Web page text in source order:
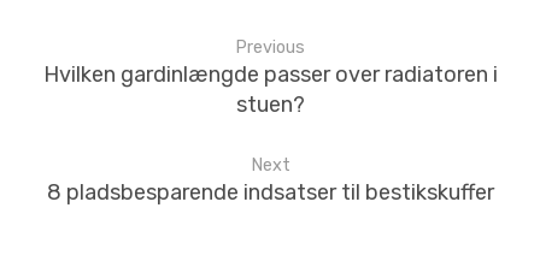
Previous
Hvilken gardinlængde passer over radiatoren i
stuen?
Next
8 pladsbesparende indsatser til bestikskuffer